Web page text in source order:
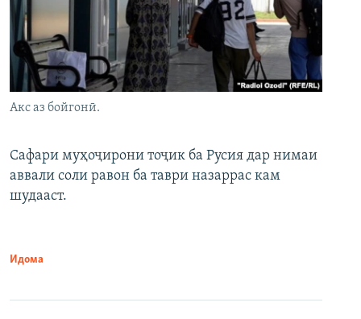
Акс аз бойгонӣ.
Сафари муҳоҷирони тоҷик ба Русия дар нимаи
аввали соли равон ба таври назаррас кам
шудааст.
Идома